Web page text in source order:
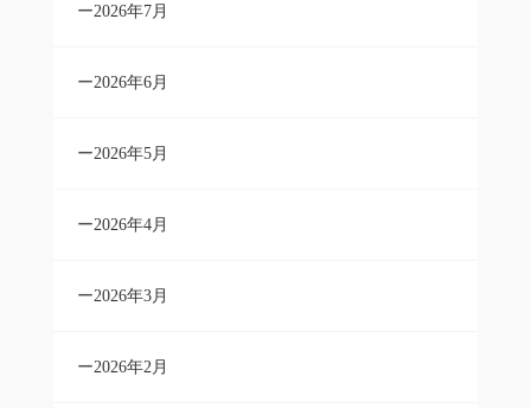
2026年7月
2026年6月
2026年5月
2026年4月
2026年3月
2026年2月